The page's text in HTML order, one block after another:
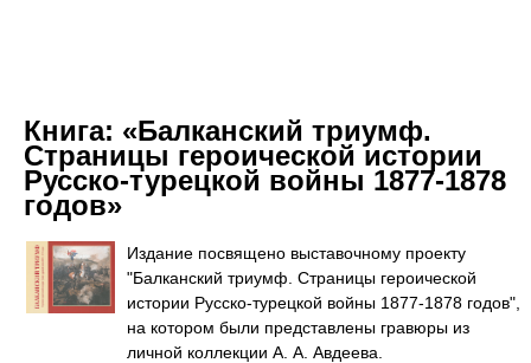
Книга: «Балканский триумф.
Страницы героической истории
Русско-турецкой войны 1877-1878
годов»
Издание посвящено выставочному проекту
"Балканский триумф. Страницы героической
истории Русско-турецкой войны 1877-1878 годов",
на котором были представлены гравюры из
личной коллекции А. А. Авдеева.